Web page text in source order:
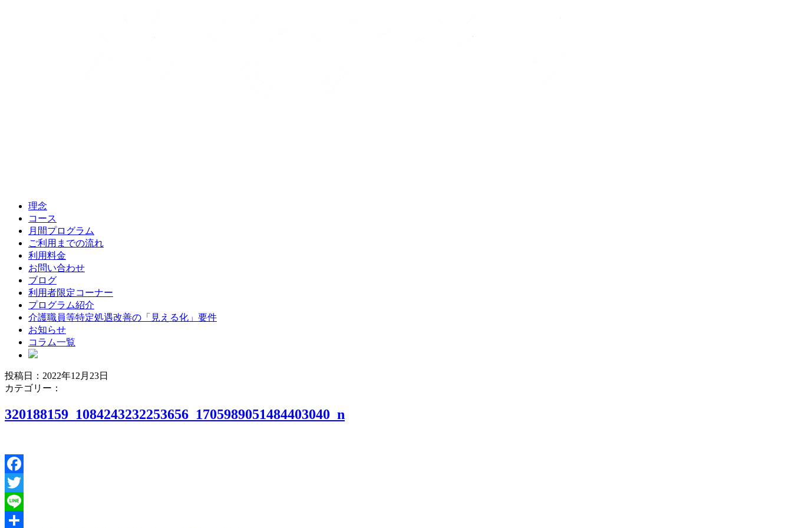
理念
コース
月間プログラム
ご利用までの流れ
利用料金
お問い合わせ
ブログ
利用者限定コーナー
プログラム紹介
介護職員等特定処遇改善の「見える化」要件
お知らせ
コラム一覧
ブ
ロ
投稿日：2022年12月23日
カテゴリー：
320188159_1084243232253656_1705989051484403040_n
Facebook
Twitter
Line